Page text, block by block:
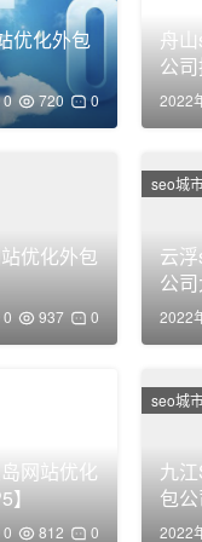
优化外包
0 720 0
舟
公司
2022
0 937 0 2022
网站优化
0 812 0 2022